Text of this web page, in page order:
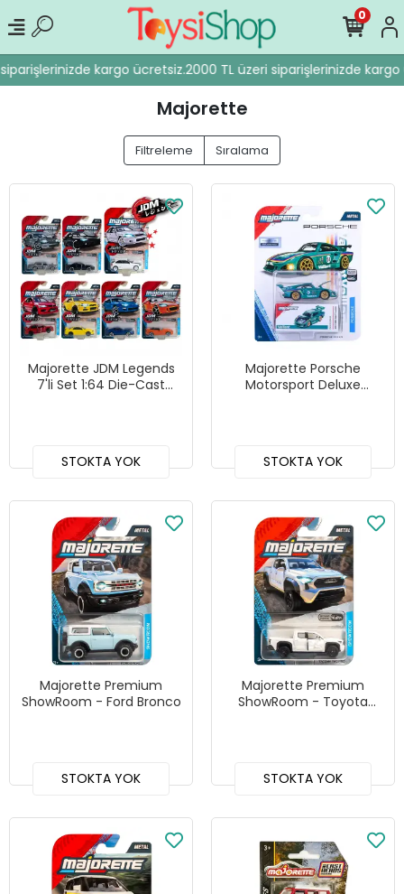
kargo ücretsiz.2000 TL üzeri siparişlerinizde kargo
0
Majorette
Filtreleme Sıralama
Majorette JDM Legends
7'li Set 1:64 Die-Cast
STOKTA YOK
Majorette Porsche
Motorsport Deluxe
STOKTA YOK
Majorette Premium
ShowRoom - Ford Bronco
STOKTA YOK
Majorette Premium
ShowRoom - Toyota
STOKTA YOK